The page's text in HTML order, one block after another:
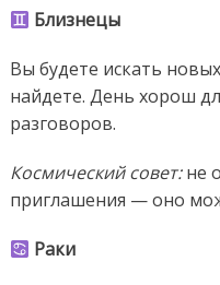
Близнецы
Вы будете искать
найдете. День хорош
разговоров.
Космический совет:не
приглашения — оно
Раки